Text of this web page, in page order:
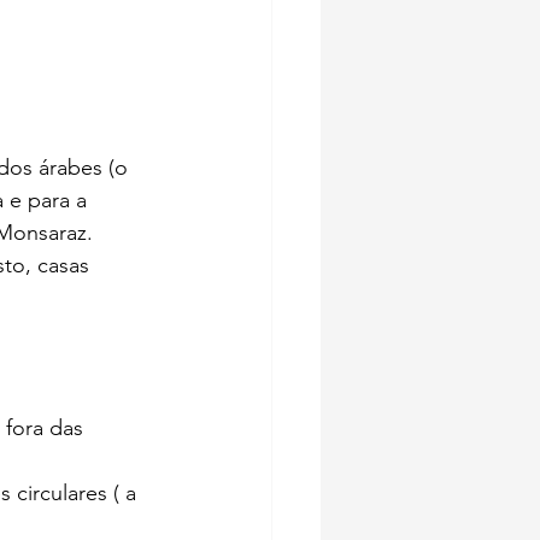
árabes (o
e para a
casas
das
circulares ( a